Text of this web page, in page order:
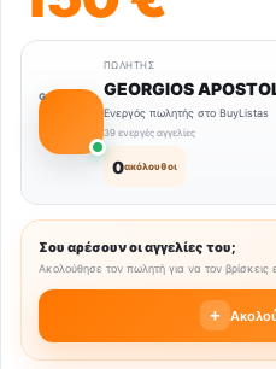
G
ΠΩΛΗΤΉΣ
GEORGIOS
Ενεργός πωλητής στο BuyListas
39 ενεργές αγγελίες
0ακόλουθοι
Σου αρέσουν οι αγγελίες του;
Ακολούθησε τον πωλητή για να τον βρίσκεις
+